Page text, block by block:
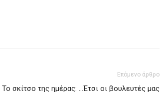
Επόμενο άρθρο
Το σκίτσο της ημέρας: …Έτσι οι βουλευτές μας